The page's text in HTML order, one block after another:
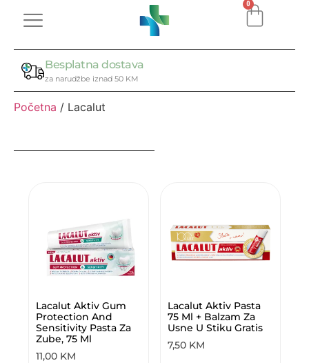
0
Besplatna dostava
za narudžbe iznad 50 KM
Početna / Lacalut
Lacalut Aktiv Gum
Protection And
Sensitivity Pasta Za
Zube, 75 Ml
11,00 KM
Lacalut Aktiv Pasta
75 Ml + Balzam Za
Usne U Stiku Gratis
7,50 KM